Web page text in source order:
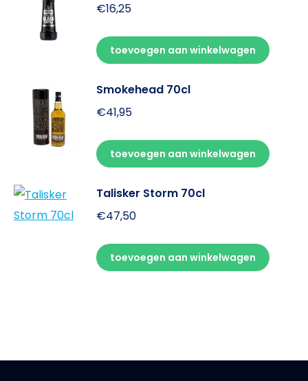
€16,25
toevoegen aan winkelwagen
Smokehead 70cl
€41,95
toevoegen aan winkelwagen
Talisker Storm 70cl
€47,50
toevoegen aan winkelwagen